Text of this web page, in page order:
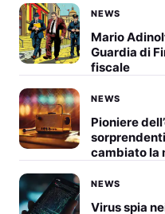
NEWS
Mario
Guardia di
fiscale
NEWS
Pioniere
cambiato la
NEWS
Virus spia